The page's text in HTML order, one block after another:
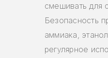
смешивать для
Безопасность
аммиака,
регулярное